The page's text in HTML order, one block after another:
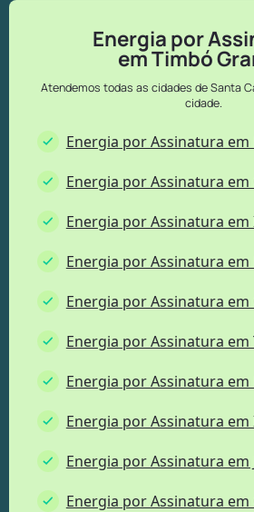
Energia por
em Timbó
Atendemos todas as cidades de Santa
cidade.
Energia por Assinatura em
Energia por Assinatura em
Energia por Assinatura em
Energia por Assinatura em
Energia por Assinatura em
Energia por Assinatura em
Energia por Assinatura em
Energia por Assinatura em
Energia por Assinatura em
Energia por Assinatura em